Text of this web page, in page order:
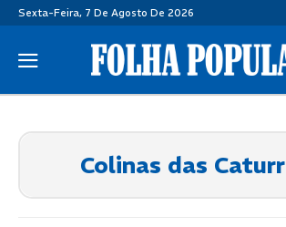
Sexta-Feira, 7 De Agosto De 2026
Colinas das